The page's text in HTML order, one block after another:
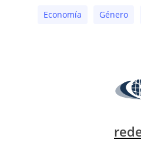
Economía Género